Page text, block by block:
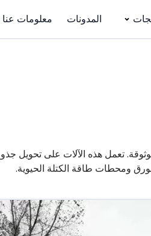
المدونات معلومات عنا
تعمل هذه الآلات على تحويل
ومحطات طاقة الكتلة الحيوية.